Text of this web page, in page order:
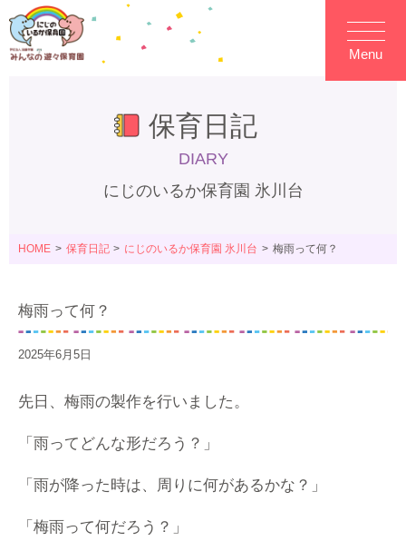
Menu
保育日記
DIARY
にじのいるか保育園 氷川台
HOME 保育日記 にじのいるか保育園 氷川台 梅雨って何？
梅雨って何？
2025年6月5日
先日、梅雨の製作を行いました。
「雨ってどんな形だろう？」
「雨が降った時は、周りに何があるかな？」
「梅雨って何だろう？」